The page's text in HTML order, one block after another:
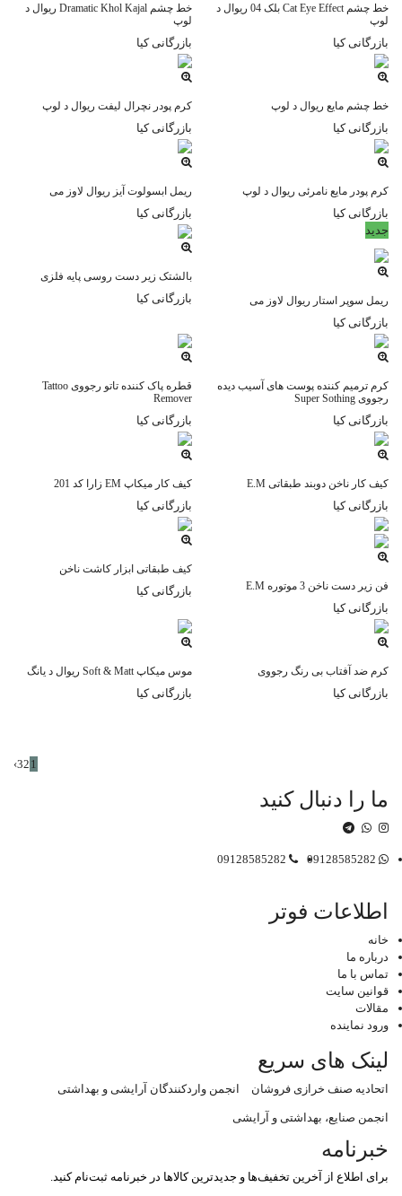
خط چشم Cat Eye Effect بلک 04 ریوال د
لوپ
بازرگانی کیا
خط چشم Dramatic Khol Kajal ریوال د
لوپ
بازرگانی کیا
خط چشم مایع ریوال د لوپ
بازرگانی کیا
کرم پودر نچرال لیفت ریوال د لوپ
بازرگانی کیا
کرم پودر مایع نامرئی ریوال د لوپ
بازرگانی کیا
ریمل ابسولوت آیز ریوال لاوز می
بازرگانی کیا
جديد
ریمل سوپر استار ریوال لاوز می
بازرگانی کیا
بالشتک زیر دست روسی پایه فلزی
بازرگانی کیا
کرم ترمیم کننده پوست های آسیب دیده
رجووی Super Sothing
بازرگانی کیا
قطره پاک کننده تاتو رجووی Tattoo
Remover
بازرگانی کیا
کیف کار ناخن دوبند طبقاتی E.M
بازرگانی کیا
کیف کار میکاپ EM زارا کد 201
بازرگانی کیا
فن زیر دست ناخن 3 موتوره E.M
بازرگانی کیا
کیف طبقاتی ابزار کاشت ناخن
بازرگانی کیا
كرم ضد آفتاب بی رنگ رجووی
بازرگانی کیا
موس میکاپ Soft & Matt ریوال د یانگ
بازرگانی کیا
3
›
ما را دنبال کنید
اطلاعات فوتر
خانه
درباره ما
تماس با ما
قوانین سایت
مقالات
ورود نماینده
لینک های سریع
اتحادیه صنف خرازی فروشان انجمن واردکنندگان آرایشی و بهداشتی
انجمن صنایع، بهداشتی و آرایشی
خبرنامه
برای اطلاع از آخرین تخفیف‌ها و جدیدترین کالا‌ها در خبرنامه ثبت‌نام کنید.